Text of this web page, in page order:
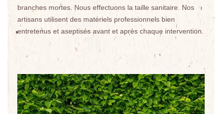
branches mortes. Nous effectuons la taille sanitaire. Nos
artisans utilisent des matériels professionnels bien
entretenus et aseptisés avant et après chaque intervention.